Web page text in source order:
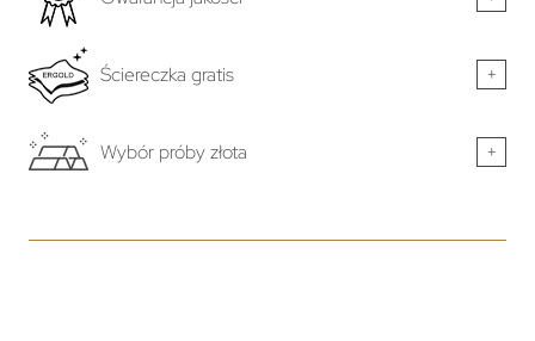
Ściereczka gratis +
Wybór próby złota +